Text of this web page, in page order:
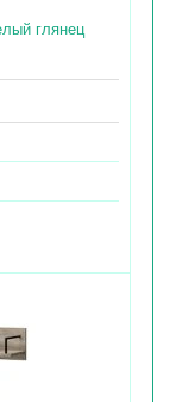
глянец